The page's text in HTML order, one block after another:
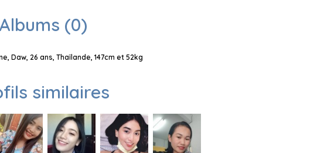
Albums (0)
Daw, 26 ans, Thaïlande, 147cm et 52kg
similaires